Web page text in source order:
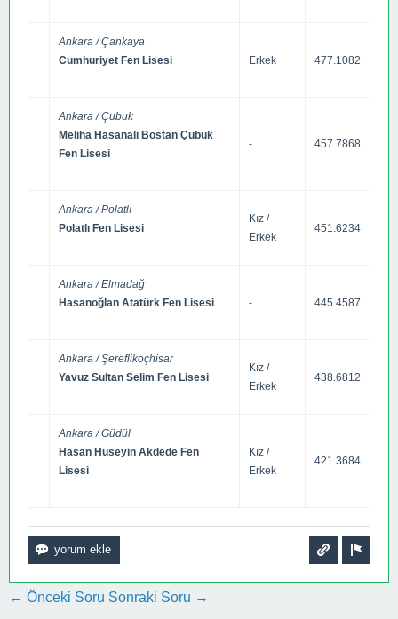
Ankara / Çankaya
Cumhuriyet Fen Lisesi
Erkek 477.1082
Ankara / Çubuk
Meliha Hasanali Bostan Çubuk
Fen Lisesi
- 457.7868
Ankara / Polatlı
Polatlı Fen Lisesi
Kız /
Erkek
451.6234
Ankara / Elmadağ
Hasanoğlan Atatürk Fen Lisesi
- 445.4587
Ankara / Şereflikoçhisar
Yavuz Sultan Selim Fen Lisesi
Kız /
Erkek
438.6812
Ankara / Güdül
Hasan Hüseyin Akdede Fen
Lisesi
Kız /
Erkek
421.3684
← Önceki Soru Sonraki Soru →